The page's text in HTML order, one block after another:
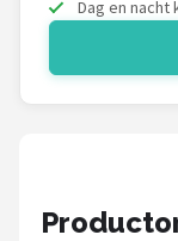
Countryfield
Balvi
Dag en nacht